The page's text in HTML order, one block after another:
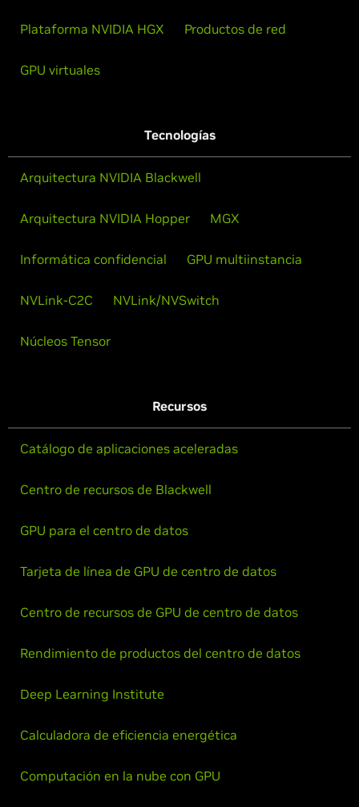
Plataforma NVIDIA HGX Productos de red
GPU virtuales
Tecnologías
Arquitectura NVIDIA Blackwell
Arquitectura NVIDIA Hopper MGX
Informática confidencial GPU multiinstancia
NVLink-C2C NVLink/NVSwitch
Núcleos Tensor
Recursos
Catálogo de aplicaciones aceleradas
Centro de recursos de Blackwell
GPU para el centro de datos
Tarjeta de línea de GPU de centro de datos
Centro de recursos de GPU de centro de datos
Rendimiento de productos del centro de datos
Deep Learning Institute
Calculadora de eficiencia energética
Computación en la nube con GPU